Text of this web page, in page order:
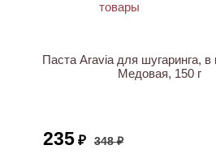
Паста Aravia для шугаринга, в
Медовая, 150 г
235 ₽ 348 ₽